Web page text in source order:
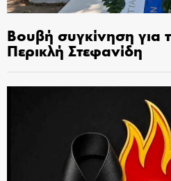
Βουβή συγκίνηση για
Περικλή Στεφανίδη